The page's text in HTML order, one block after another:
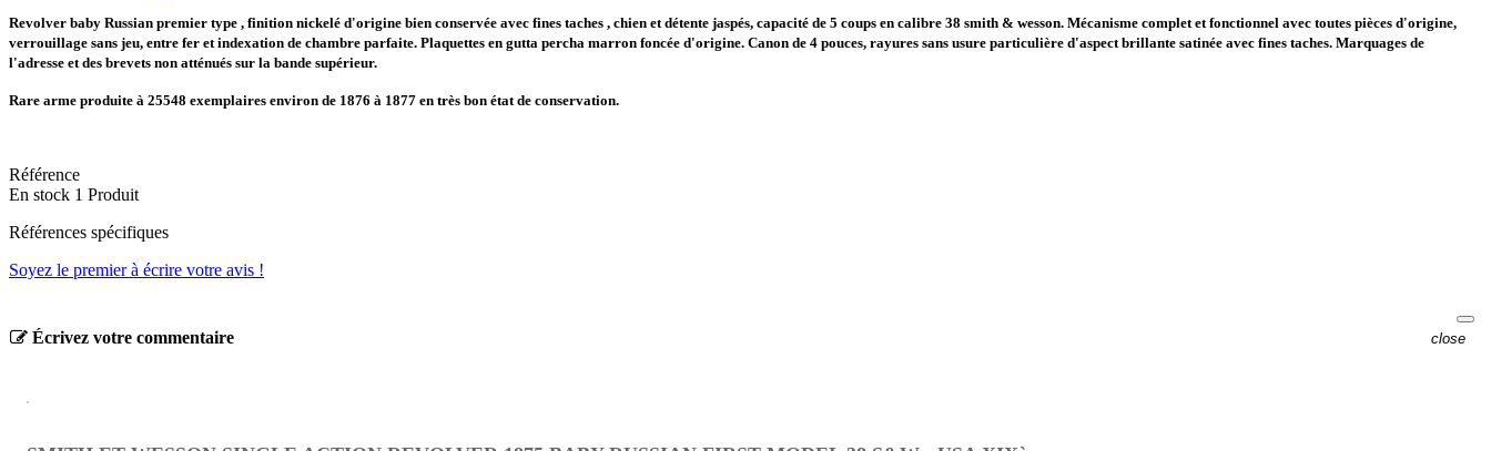
Revolver baby Russian premier type , finition nickelé d'origine bien conservée avec fines taches , chien et détente jaspés, capacité de 5 coups en calibre 38 smith & wesson. Mécanisme complet et fonctionnel avec toutes pièces d'origine,
verrouillage sans jeu, entre fer et indexation de chambre parfaite. Plaquettes en gutta percha marron foncée d'origine. Canon de 4 pouces, rayures sans usure particulière d'aspect brillante satinée avec fines taches. Marquages de
l'adresse et des brevets non atténués sur la bande supérieur.
Rare arme produite à 25548 exemplaires environ de 1876 à 1877 en très bon état de conservation.
Référence
En stock 1 Produit
Références spécifiques
Soyez le premier à écrire votre avis !
Écrivez votre commentaire close